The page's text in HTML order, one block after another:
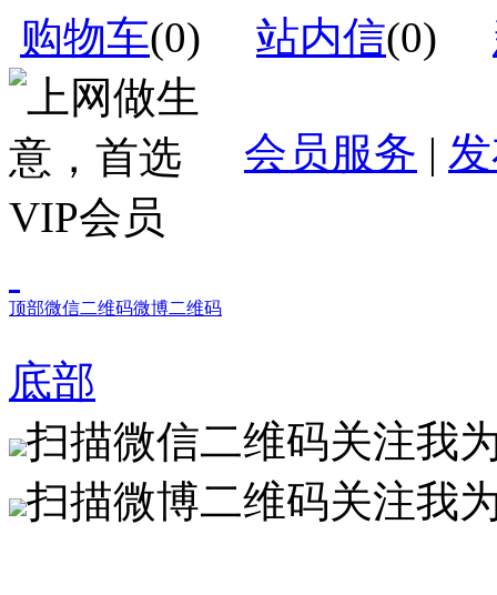
购物车(0) 站内信(0)
会员服务 |
顶部微信二维码微博二维码
底部
扫描微信二维码关注我
扫描微博二维码关注我